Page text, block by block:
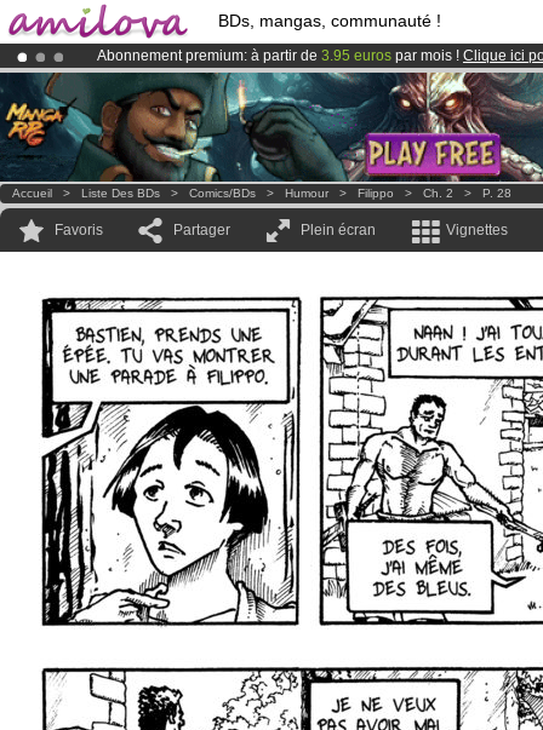
BDs, mangas, communauté !
Abonnement premium: à partir de 3.95 euros par mois ! Clique ici
LeKickstarter Amilova est désormais lancé!.
Déjà 100000membreset 1000BDs & Mangas!
Accueil > Liste Des BDs > Comics/BDs > Humour > Filippo > Ch. 2 > P. 28
Favoris Partager Plein écran Vignettes